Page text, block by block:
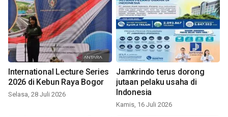
International Lecture Series
2026 di Kebun Raya Bogor
Selasa, 28 Juli 2026
Jamkrindo terus dorong
jutaan pelaku usaha di
Indonesia
Kamis, 16 Juli 2026